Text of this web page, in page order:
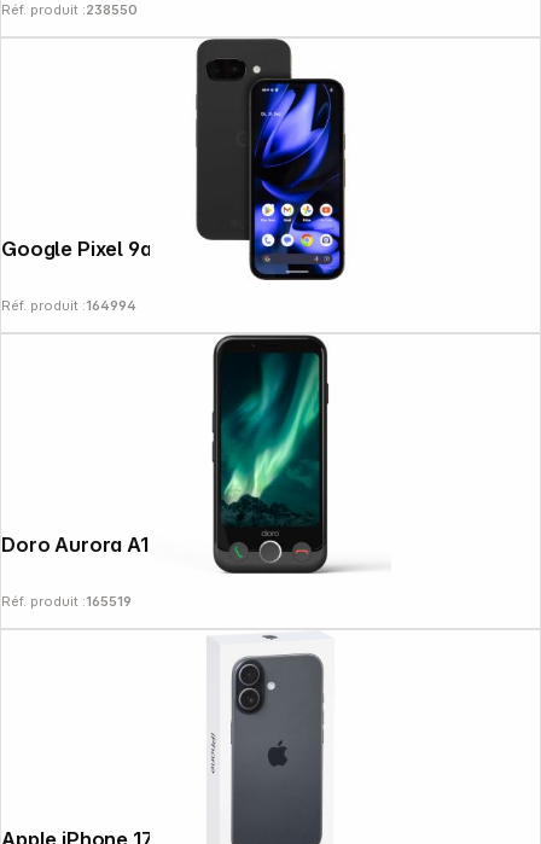
Réf. produit :238550
Google Pixel 9a (128GB) obsidian
Réf. produit :164994
Doro Aurora A10 graphite
Réf. produit :165519